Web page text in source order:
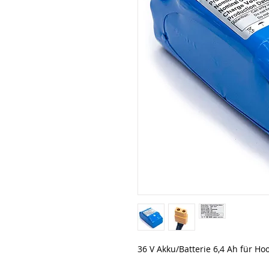
36 V Akku/Batterie 6,4 Ah für